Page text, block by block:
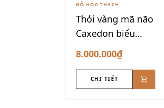
GỖ HÓA THẠCH
Thỏi vàng mã não
Caxedon biểu
tượng tài lộc
8.000.000₫
CHI TIẾT